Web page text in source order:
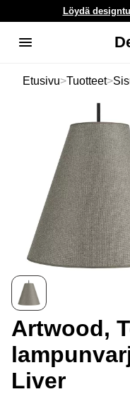
Löydä
Etusivu>Tuotteet>
Artwood,
Liver